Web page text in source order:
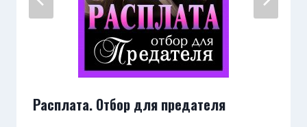
Расплата. Отбор для предателя